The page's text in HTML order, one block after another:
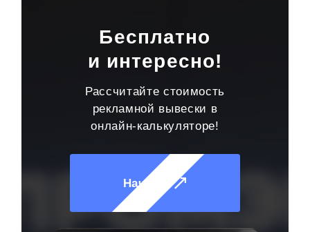
Бесплатно
и интересно!
Рассчитайте стоимость
рекламной вывески в
онлайн-калькуляторе!
Начать